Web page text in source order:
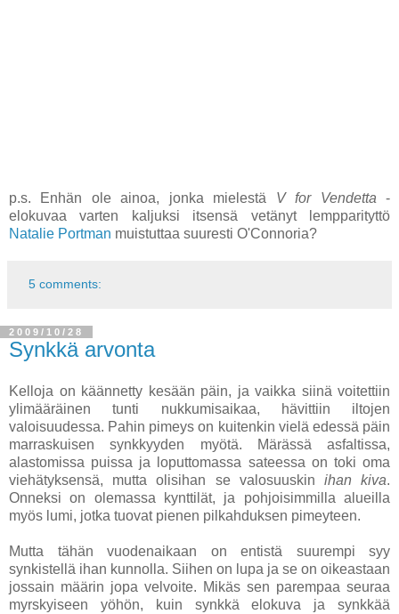
p.s. Enhän ole ainoa, jonka mielestä V for Vendetta -
elokuvaa varten kaljuksi itsensä vetänyt lempparityttö
Natalie Portman muistuttaa suuresti O'Connoria?
5 comments:
2009/10/28
Synkkä arvonta
Kelloja on käännetty kesään päin, ja vaikka siinä voitettiin
ylimääräinen tunti nukkumisaikaa, hävittiin iltojen
valoisuudessa. Pahin pimeys on kuitenkin vielä edessä päin
marraskuisen synkkyyden myötä. Märässä asfaltissa,
alastomissa puissa ja loputtomassa sateessa on toki oma
viehätyksensä, mutta olisihan se valosuuskin ihan kiva.
Onneksi on olemassa kynttilät, ja pohjoisimmilla alueilla
myös lumi, jotka tuovat pienen pilkahduksen pimeyteen.
Mutta tähän vuodenaikaan on entistä suurempi syy
synkistellä ihan kunnolla. Siihen on lupa ja se on oikeastaan
jossain määrin jopa velvoite. Mikäs sen parempaa seuraa
myrskyiseen yöhön, kuin synkkä elokuva ja synkkää